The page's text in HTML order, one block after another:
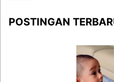
POSTINGAN